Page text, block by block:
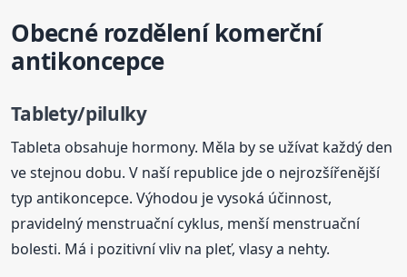
Obecné rozdělení komerční
antikoncepce
Tablety/pilulky
Tableta obsahuje hormony. Měla by se užívat každý den
ve stejnou dobu. V naší republice jde o nejrozšířenější
typ antikoncepce. Výhodou je vysoká účinnost,
pravidelný menstruační cyklus, menší menstruační
bolesti. Má i pozitivní vliv na pleť, vlasy a nehty.